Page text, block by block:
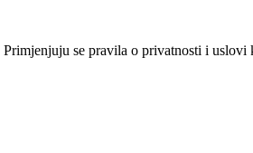
se pravila o privatnosti i uslovi